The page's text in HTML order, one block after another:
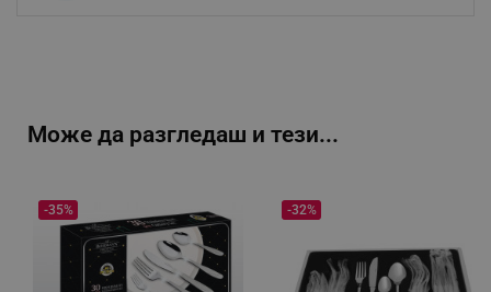
Може да разгледаш и тези...
-35% -32%